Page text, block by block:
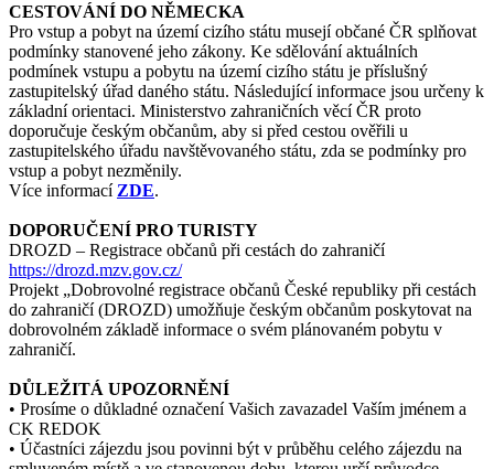
CESTOVÁNÍ DO NĚMECKA
Pro vstup a pobyt na území cizího státu musejí občané ČR splňovat
podmínky stanovené jeho zákony. Ke sdělování aktuálních
podmínek vstupu a pobytu na území cizího státu je příslušný
zastupitelský úřad daného státu. Následující informace jsou určeny k
základní orientaci. Ministerstvo zahraničních věcí ČR proto
doporučuje českým občanům, aby si před cestou ověřili u
zastupitelského úřadu navštěvovaného státu, zda se podmínky pro
vstup a pobyt nezměnily.
Více informací ZDE.
DOPORUČENÍ PRO TURISTY
DROZD – Registrace občanů při cestách do zahraničí
https://drozd.mzv.gov.cz/
Projekt „Dobrovolné registrace občanů České republiky při cestách
do zahraničí (DROZD) umožňuje českým občanům poskytovat na
dobrovolném základě informace o svém plánovaném pobytu v
zahraničí.
DŮLEŽITÁ UPOZORNĚNÍ
• Prosíme o důkladné označení Vašich zavazadel Vaším jménem a
CK REDOK
• Účastníci zájezdu jsou povinni být v průběhu celého zájezdu na